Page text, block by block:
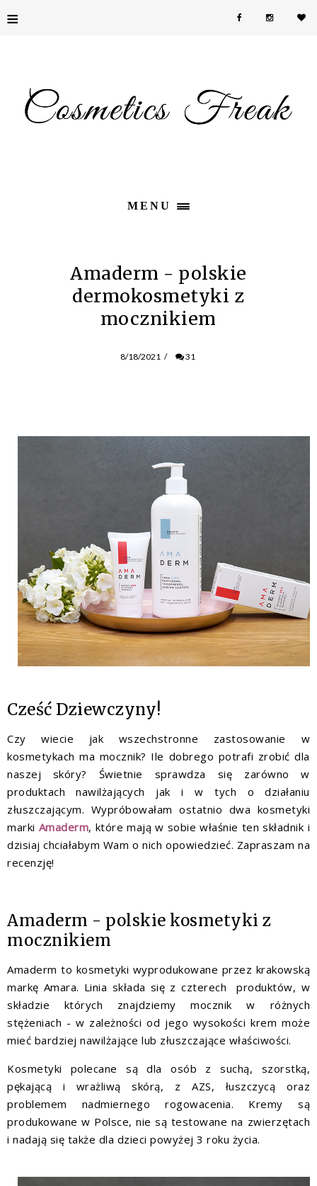
≡
MENU
Amaderm - polskie
dermokosmetyki z
mocznikiem
8/18/2021 / 31
Cześć Dziewczyny!
Czy wiecie jak wszechstronne zastosowanie w
kosmetykach ma mocznik? Ile dobrego potrafi zrobić dla
naszej skóry? Świetnie sprawdza się zarówno w
produktach nawilżających jak i w tych o działaniu
złuszczającym. Wypróbowałam ostatnio dwa kosmetyki
marki Amaderm, które mają w sobie właśnie ten składnik i
dzisiaj chciałabym Wam o nich opowiedzieć. Zapraszam na
recenzję!
Amaderm - polskie kosmetyki z
mocznikiem
Amaderm to kosmetyki wyprodukowane przez krakowską
markę Amara. Linia składa się z czterech produktów, w
składzie których znajdziemy mocznik w różnych
stężeniach - w zależności od jego wysokości krem może
mieć bardziej nawilżające lub złuszczające właściwości.
Kosmetyki polecane są dla osób z suchą, szorstką,
pękającą i wrażliwą skórą, z AZS, łuszczycą oraz
problemem nadmiernego rogowacenia. Kremy są
produkowane w Polsce, nie są testowane na zwierzętach
i nadają się także dla dzieci powyżej 3 roku życia.